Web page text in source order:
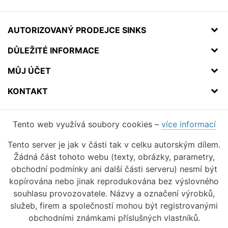
AUTORIZOVANÝ PRODEJCE SINKS
DŮLEŽITÉ INFORMACE
MŮJ ÚČET
KONTAKT
Tento web využívá soubory cookies – více informací
Tento server je jak v části tak v celku autorským dílem.
Žádná část tohoto webu (texty, obrázky, parametry,
obchodní podmínky ani další části serveru) nesmí být
kopírována nebo jinak reprodukována bez výslovného
souhlasu provozovatele. Názvy a označení výrobků,
služeb, firem a společností mohou být registrovanými
obchodními známkami příslušných vlastníků.